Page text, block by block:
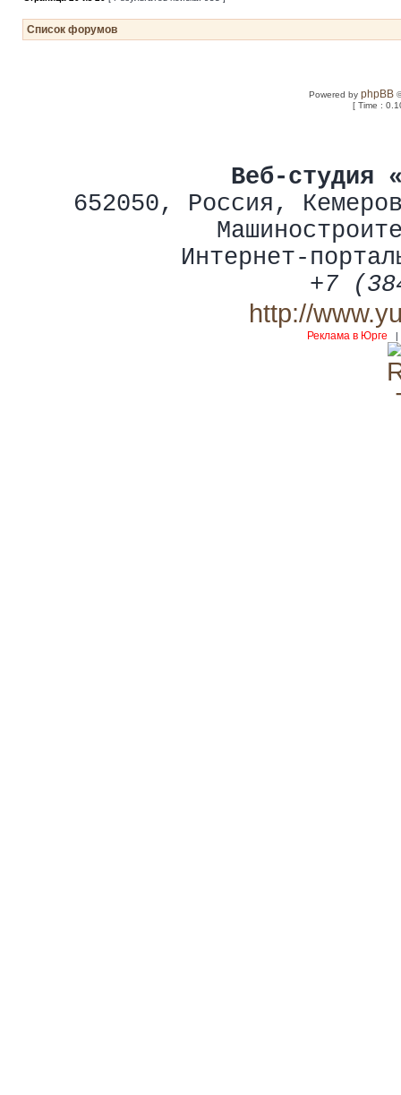
Список форумов
Powered byphpBB
[ Time :
Веб-студия
652050, Россия ,
Интернет-
+7
http://
Реклама в Юрге